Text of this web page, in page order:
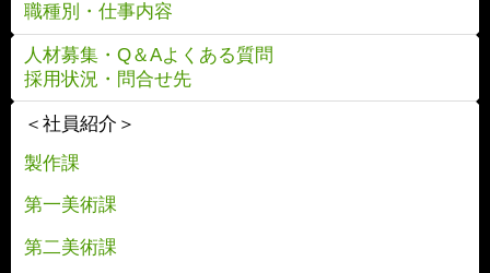
職種別・仕事内容
人材募集・Q＆Aよくある質問
採用状況・問合せ先
＜社員紹介＞
製作課
第一美術課
第二美術課